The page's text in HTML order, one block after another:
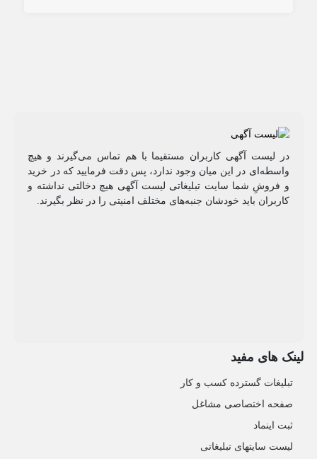
در لیست آگهی کاربران مستقیما با هم تماس می‌گیرند و هیچ
واسطه‌ای در این میان وجود ندارد، پس دقت فرمایید که در خرید
و فروشِ شما سایت تبلیغاتی لیست آگهی هیچ دخالتی نداشته و
کاربران باید خودشان جنبه‌های مختلف امنیتی را در نظر بگیرند.
لینک های مفید
تبلیغات گسترده کسب و کار
صفحه اختصاصی مشاغل
ثبت اینماد
لیست سایتهای تبلیغاتی